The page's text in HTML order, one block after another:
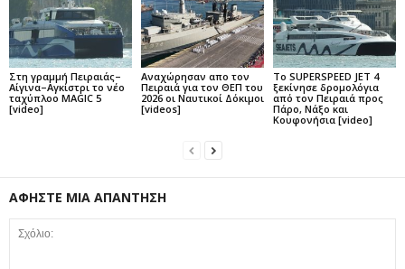
Στη γραμμή Πειραιάς–
Αίγινα–Αγκίστρι το νέο
ταχύπλοο MAGIC 5
[video]
Αναχώρησαν απο τον
Πειραιά για τον ΘΕΠ του
2026 οι Ναυτικοί Δόκιμοι
[videos]
Το SUPERSPEED JET 4
ξεκίνησε δρομολόγια
από τον Πειραιά προς
Πάρο, Νάξο και
Κουφονήσια [video]
ΑΦΗΣΤΕ ΜΙΑ ΑΠΑΝΤΗΣΗ